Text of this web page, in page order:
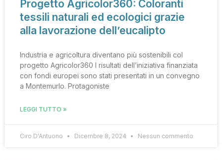
Progetto Agricolor360: Coloranti
tessili naturali ed ecologici grazie
alla lavorazione dell’eucalipto
Industria e agricoltura diventano più sostenibili col
progetto Agricolor360 I risultati dell’iniziativa finanziata
con fondi europei sono stati presentati in un convegno
a Montemurlo. Protagoniste
LEGGI TUTTO »
Ciro D'Antuono Dicembre 8, 2024 Nessun commento